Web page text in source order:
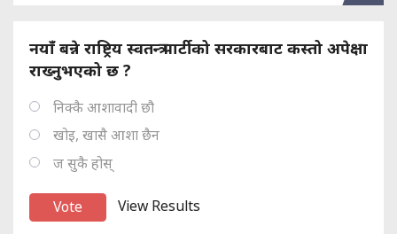
नयाँ बन्ने राष्ट्रिय स्वतन्त्र पार्टीको सरकारबाट कस्तो अपेक्षा
राख्नुभएको छ ?
निक्कै आशावादी छौ
खोइ, खासै आशा छैन
ज सुकै होस्
View Results